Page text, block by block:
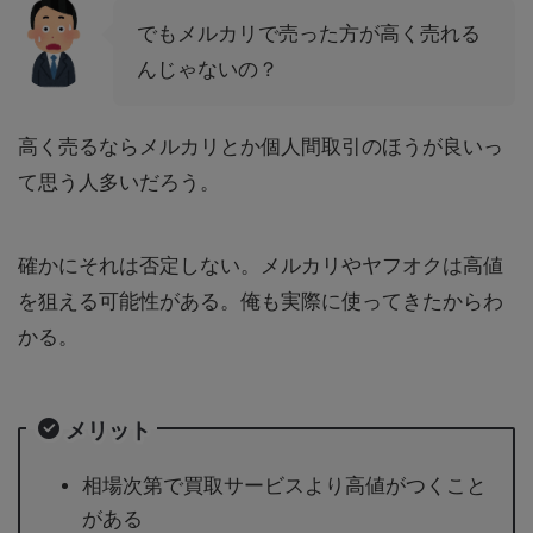
でもメルカリで売った方が高く売れる
んじゃないの？
高く売るならメルカリとか個人間取引のほうが良いっ
て思う人多いだろう。
確かにそれは否定しない。メルカリやヤフオクは高値
を狙える可能性がある。俺も実際に使ってきたからわ
かる。
メリット
相場次第で買取サービスより高値がつくこと
がある